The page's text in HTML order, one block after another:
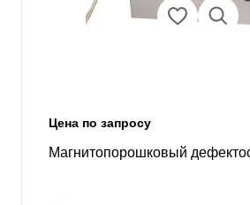
Цена по запросу
Магнитопорошковый